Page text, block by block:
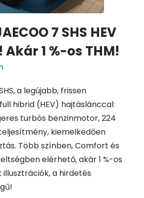
7 SHS HEV
Akár 1 %-os THM!
a legújabb, frissen
hibrid (HEV) hajtáslánccal:
turbós benzinmotor, 224
kiemelkedően
Több színben, Comfort és
elérhető, akár 1 %-os
illusztrációk, a hirdetés